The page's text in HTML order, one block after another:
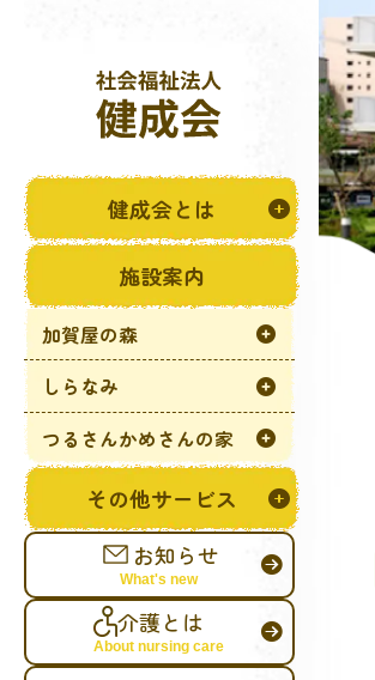
健成会とは
施設案内
加賀屋の森
しらなみ
つるさんかめさんの家
その他サービス
お知らせ
What's new
介護とは
About nursing care